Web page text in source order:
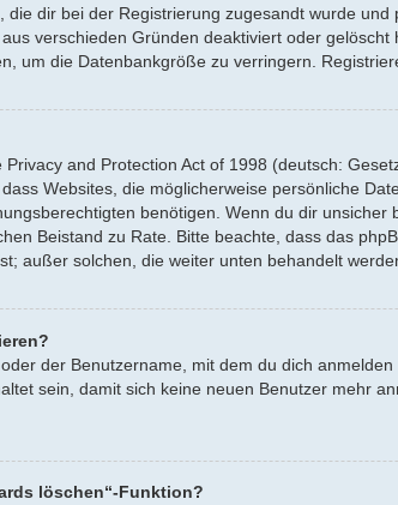
die dir bei der Registrierung zugesandt wurde
verschieden Gründen deaktiviert oder
um die Datenbankgröße zu verringern.
and Protection Act of 1998 (deutsch:
Websites, die möglicherweise persönliche
benötigen. Wenn du dir
Beistand zu Rate. Bitte beachte, dass das
außer solchen, die weiter unten behandelt
der Benutzername, mit dem du dich
sein, damit sich keine neuen Benutzer mehr
löschen“-Funktion?